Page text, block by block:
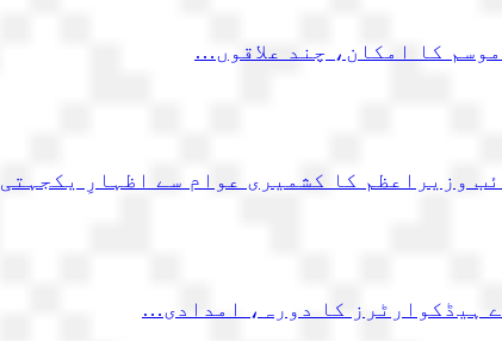
کا امکان، چند علاقوں…
وزیراعظم کا کشمیری عوام سے اظہارِ یکجہتی
ہیڈکوارٹرز کا دورہ، امدادی…